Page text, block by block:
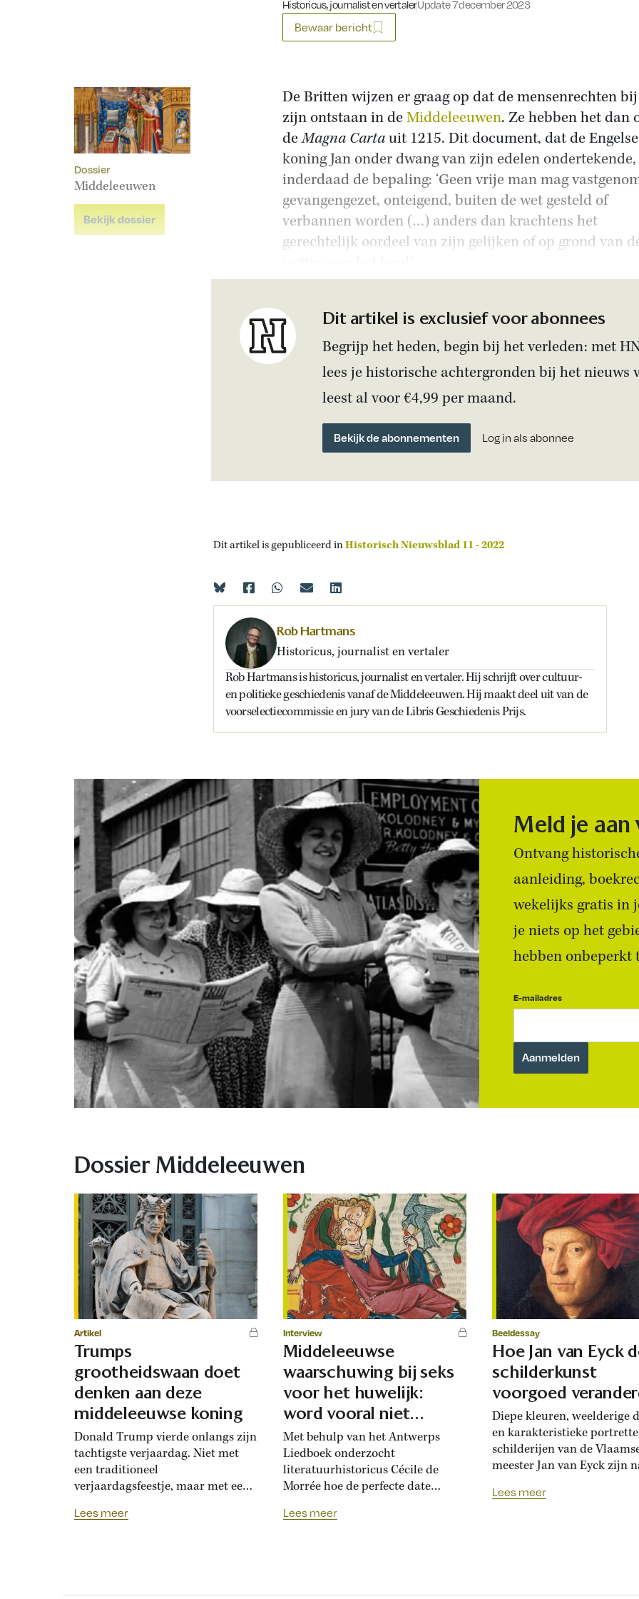
Historicus, journalist en vertalerUpdate 7 december 2023
Bewaar bericht
Dossier
Middeleeuwen
Bekijk dossier
De Britten wijzen er graag op dat de mensenrechten
zijn ontstaan in deMiddeleeuwen. Ze hebben het dan
deMagna Cartauit 1215. Dit document, dat de Engelse
koning Jan onder dwang van zijn edelen
inderdaad de bepaling: ‘Geen vrije man mag
gevangengezet, onteigend, buiten de wet gesteld of
verbannen worden (…) anders dan krachtens het
gerechtelijk oordeel van zijn gelijken of op grond van
Dit artikel is exclusief voor abonnees
Begrijp het heden, begin bij het verleden: met
lees je historische achtergronden bij het nieuws
leest al voor €4,99 per maand.
Bekijk de abonnementen Log in als abonnee
Dit artikel is gepubliceerd inHistorisch Nieuwsblad 11 - 2022
Rob Hartmans
Historicus, journalist en vertaler
Rob Hartmans is historicus, journalist en vertaler. Hij schrijft over cultuur-
en politieke geschiedenis vanaf de Middeleeuwen. Hij maakt deel uit van de
voorselectiecommissie en jury van de Libris Geschiedenis Prijs.
Meld je
Ontvang
aanleiding,
wekelijks gratis in
je niets op het
hebben onbeperkt
E-mailadres
Dossier Middeleeuwen
Artikel
Trumps
grootheidswaan doet
denken aan deze
middeleeuwse koning
Donald Trump vierde onlangs zijn
tachtigste verjaardag. Niet met
een traditioneel
verjaardagsfeestje, maar met een
Huis. Het zal niemand meer echt
Lees meer
Interview
Middeleeuwse
waarschuwing bij seks
voor het huwelijk:
word vooral niet
ontdekt
Met behulp van het Antwerps
Liedboek onderzocht
literatuurhistoricus Cécile de
Morrée hoe de perfecte date
‘De liedjes waren bedoeld om
Lees meer
Beeldessay
Hoe Jan van Eyck
schilderkunst
voorgoed
Diepe kleuren, weelderige
en karakteristieke
schilderijen van de
meester Jan van Eyck zijn
overrompelend. Generaties
Lees meer